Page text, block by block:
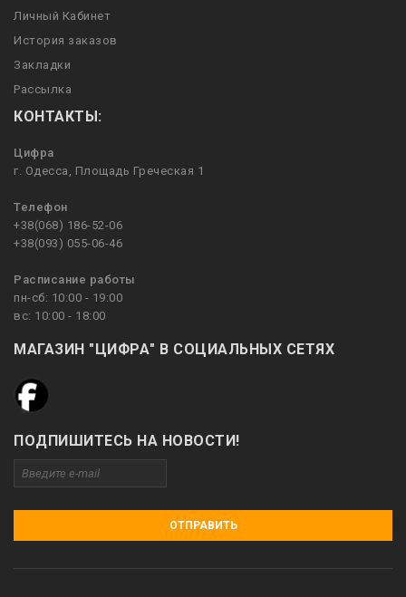
Личный Кабинет
История заказов
Закладки
Рассылка
КОНТАКТЫ:
Цифра
г. Одесса, Площадь Греческая 1
Телефон
+38(068) 186-52-06
+38(093) 055-06-46
Расписание работы
пн-сб: 10:00 - 19:00
вс: 10:00 - 18:00
МАГАЗИН "ЦИФРА" В СОЦИАЛЬНЫХ СЕТЯХ
ПОДПИШИТЕСЬ НА НОВОСТИ!
ОТПРАВИТЬ